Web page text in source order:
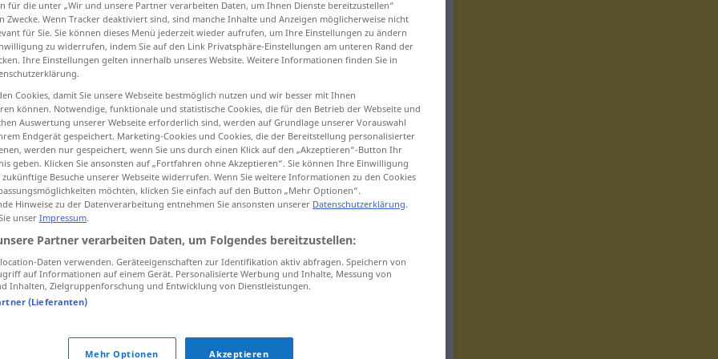
[narˈtsɪsmʊs]m<Narzißmus ;keinpl> AR
Narzissmus PSYCH
für "Narzissmus"
geprüft)
für die unter „Wir und unsere Partner verarbeiten Daten, um Ihnen Dienste bereitzustellen“
Zwecke. Wenn Tracker deaktiviert sind, sind manche Inhalte und Anzeigen möglicherweise nicht
für Sie. Sie können dieses Menü jederzeit wieder aufrufen, um Ihre Einstellungen zu ändern
zu widerrufen, indem Sie auf den Link Privatsphäre-Einstellungen am unteren Rand der
Ihre Einstellungen gelten innerhalb unseres Website. Weitere Informationen finden Sie in
Cookies, damit Sie unsere Webseite bestmöglich nutzen und wir besser mit Ihnen
können. Notwendige, funktionale und statistische Cookies, die für den Betrieb der Webseite und
Auswertung unserer Webseite erforderlich sind, werden auf Grundlage unserer Vorauswahl
Endgerät gespeichert. Marketing-Cookies und Cookies, die der Bereitstellung personalisierter
werden nur gespeichert, wenn Sie uns durch einen Klick auf den „Akzeptieren“-Button Ihr
geben. Klicken Sie ansonsten auf „Fortfahren ohne Akzeptieren“. Sie können Ihre Einwilligung
Besuche unserer Webseite widerrufen. Wenn Sie weitere Informationen zu den Cookies
möchten, klicken Sie einfach auf den Button „Mehr Optionen“.
Hinweise zu der Datenverarbeitung entnehmen Sie ansonsten unserer Datenschutzerklärung.
unser Impressum.
Partner verarbeiten Daten, um Folgendes bereitzustellen:
Daten verwenden. Geräteeigenschaften zur Identifikation aktiv abfragen. Speichern von
auf Informationen auf einem Gerät. Personalisierte Werbung und Inhalte, Messung von
Inhalten, Zielgruppenforschung und Entwicklung von Dienstleistungen.
(Lieferanten)
Mehr Optionen Akzeptieren